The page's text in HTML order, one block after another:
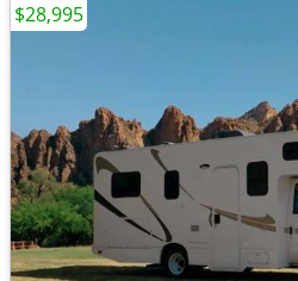
$28,995